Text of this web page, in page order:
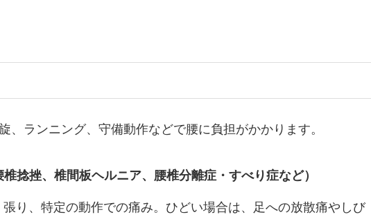
、ランニング、守備動作などで腰に負担がかかります。
捻挫、椎間板ヘルニア、腰椎分離症・すべり症など）
り、特定の動作での痛み。ひどい場合は、足への放散痛やしび